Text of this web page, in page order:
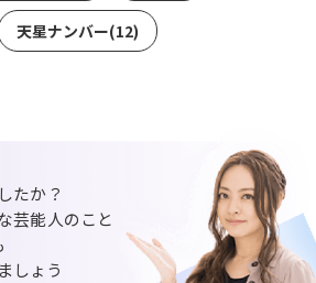
天星ナンバー(12)
たか？
芸能人のこと
しょう